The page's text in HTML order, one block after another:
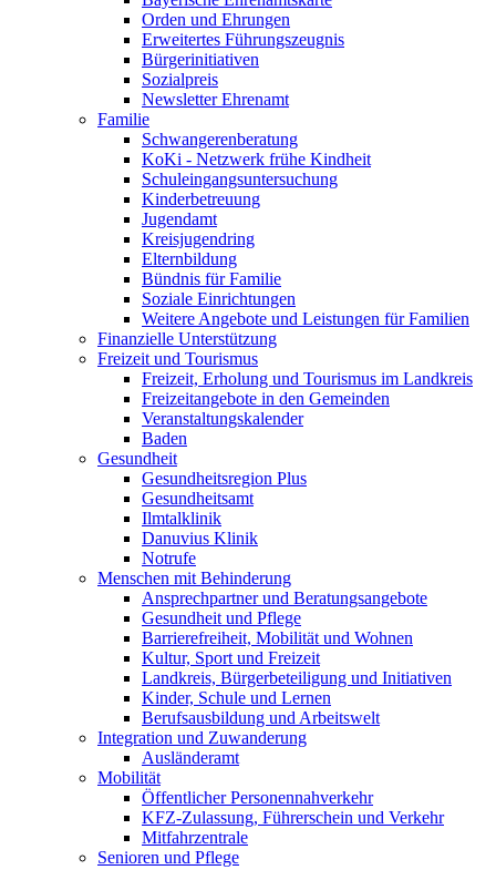
Orden und Ehrungen
Erweitertes Führungszeugnis
Bürgerinitiativen
Sozialpreis
Newsletter Ehrenamt
Familie
Schwangerenberatung
KoKi - Netzwerk frühe Kindheit
Schuleingangsuntersuchung
Kinderbetreuung
Jugendamt
Kreisjugendring
Elternbildung
Bündnis für Familie
Soziale Einrichtungen
Weitere Angebote und Leistungen für Familien
Finanzielle Unterstützung
Freizeit und Tourismus
Freizeit, Erholung und Tourismus im Landkreis
Freizeitangebote in den Gemeinden
Veranstaltungskalender
Baden
Gesundheit
Gesundheitsregion Plus
Gesundheitsamt
Ilmtalklinik
Danuvius Klinik
Notrufe
Menschen mit Behinderung
Ansprechpartner und Beratungsangebote
Gesundheit und Pflege
Barrierefreiheit, Mobilität und Wohnen
Kultur, Sport und Freizeit
Landkreis, Bürgerbeteiligung und Initiativen
Kinder, Schule und Lernen
Berufsausbildung und Arbeitswelt
Integration und Zuwanderung
Ausländeramt
Mobilität
Öffentlicher Personennahverkehr
KFZ-Zulassung, Führerschein und Verkehr
Mitfahrzentrale
Senioren und Pflege